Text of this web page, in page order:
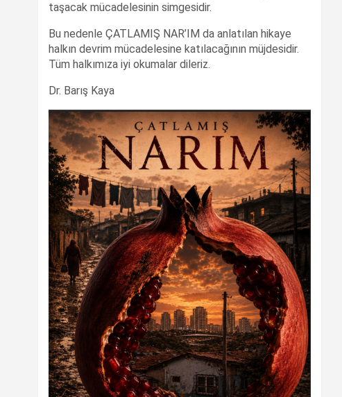
taşacak mücadelesinin simgesidir.
Bu nedenle ÇATLAMIŞ NAR’IM da anlatılan hikaye
halkın devrim mücadelesine katılacağının müjdesidir.
Tüm halkımıza iyi okumalar dileriz.
Dr. Barış Kaya